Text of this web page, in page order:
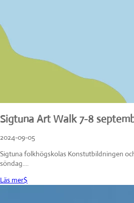
Sigtuna Art Walk 7-8
2024-09-05
Sigtuna folkhögskolas Konstutbildningen
söndag....
Läs mer$